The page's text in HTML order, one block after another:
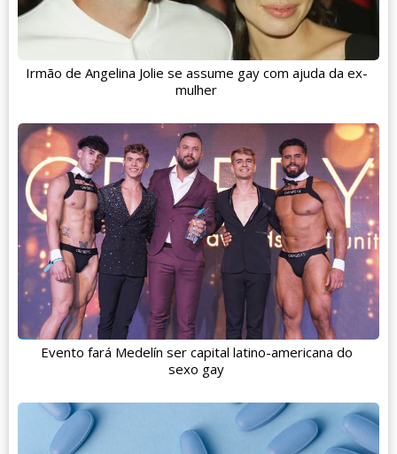
Irmão de Angelina Jolie se assume gay com ajuda da ex-
mulher
Evento fará Medelín ser capital latino-americana do
sexo gay